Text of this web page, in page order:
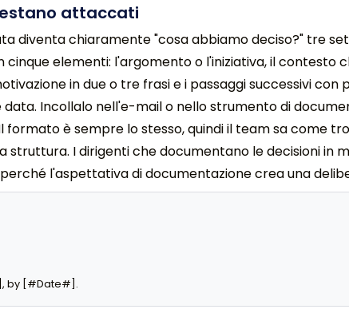
attaccati
diventa chiaramente "cosa abbiamo deciso?" tre
elementi: l'argomento o l'iniziativa, il contesto
in due o tre frasi e i passaggi successivi
Incollalo nell'e-mail o nello strumento di
formato è sempre lo stesso, quindi il team sa come
struttura. I dirigenti che documentano le decisioni in
l'aspettativa di documentazione crea una
by [#Date#].